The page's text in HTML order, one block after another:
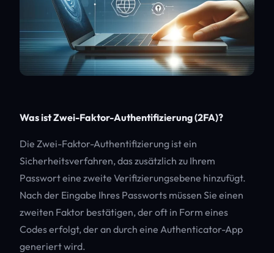
Was ist Zwei-Faktor-Authentifizierung (2FA)?
Die Zwei-Faktor-Authentifizierung ist ein
Sicherheitsverfahren, das zusätzlich zu Ihrem
Passwort eine zweite Verifizierungsebene hinzufügt.
Nach der Eingabe Ihres Passworts müssen Sie einen
zweiten Faktor bestätigen, der oft in Form eines
Codes erfolgt, der an durch eine Authenticator-App
generiert wird.